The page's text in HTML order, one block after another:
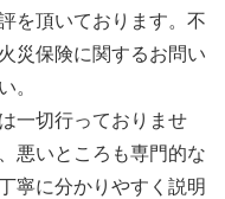
を頂いております。不
災保険に関するお問い
。
一切行っておりませ
悪いところも専門的な
寧に分かりやすく説明